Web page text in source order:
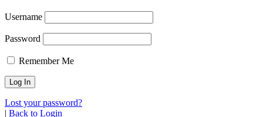
Username
Password
Remember Me
Lost your password?
| Back to Login